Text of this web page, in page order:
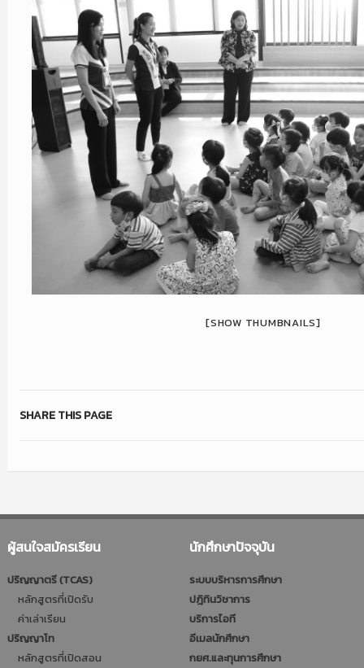
[SHOW THUMBNAILS]
SHARE THIS PAGE
ผู้สนใจสมัครเรียน
ปริญญาตรี (TCAS)
หลักสูตรที่เปิดรับ
ค่าเล่าเรียน
ปริญญาโท
หลักสูตรที่เปิดสอน
นักศึกษาปัจจุบัน
ระบบบริหารการศึกษา
ปฎิทินวิชาการ
บริการไอที
อีเมลนักศึกษา
กยศ.และทุนการศึกษา